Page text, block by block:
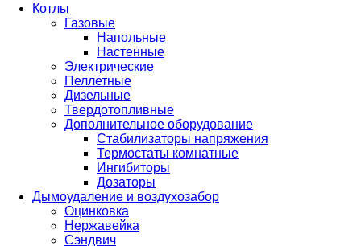
Котлы
Газовые
Напольные
Настенные
Электрические
Пеллетные
Дизельные
Твердотопливные
Дополнительное оборудование
Стабилизаторы напряжения
Термостаты комнатные
Ингибиторы
Дозаторы
Дымоудаление и воздухозабор
Оцинковка
Нержавейка
Сэндвич